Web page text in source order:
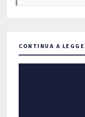
CONTINUA A